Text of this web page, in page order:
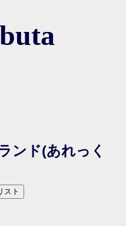
ンド(あれっく
スト